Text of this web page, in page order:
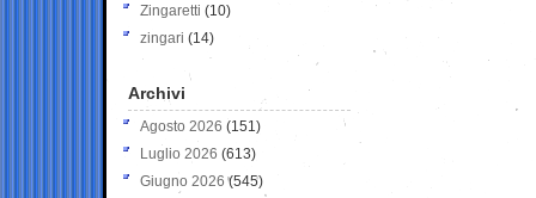
Zingaretti (10)
zingari (14)
Archivi
Agosto 2026 (151)
Luglio 2026 (613)
Giugno 2026 (545)